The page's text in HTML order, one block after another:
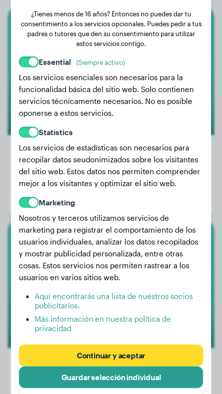
Chihuahua
Peso:
1 kg
Edad:
1 año, 10 meses
Género:
Boxer
Mogli
Peso:
27 kg
¿Tienes menos de 16 años? Entonces no puedes dar tu
consentimiento a los servicios opcionales. Puedes pedir a tus
padres o tutores que den su consentimiento para utilizar
estos servicios contigo.
Essential (Siempre activo)
Los servicios esenciales son necesarios para la
funcionalidad básica del sitio web. Solo contienen
servicios técnicamente necesarios. No es posible
oponerse a estos servicios.
Statistics
Los servicios de estadísticas son necesarios para
recopilar datos seudonimizados sobre los visitantes
del sitio web. Estos datos nos permiten comprender
mejor a los visitantes y optimizar el sitio web.
Marketing
Nosotros y terceros utilizamos servicios de
marketing para registrar el comportamiento de los
usuarios individuales, analizar los datos recopilados
y mostrar publicidad personalizada, entre otras
cosas. Estos servicios nos permiten rastrear a los
usuarios en varios sitios web.
Aquí encontrarás una lista de nuestros socios
publicitarios.
Más información en nuestra política de
privacidad
Continuar y aceptar
Guardar selección individual